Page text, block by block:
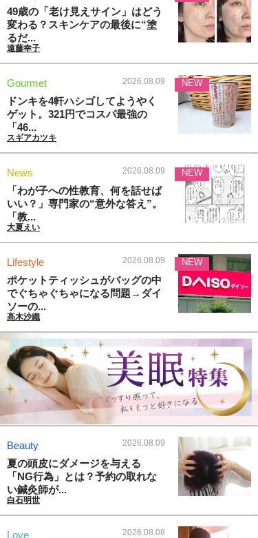
49歳の「老け見えサイン」はどう
変わる？スキンケアの最後に“塗
るだ...
遠藤幸子
Gourmet 2026.08.09
ドンキを4軒ハシゴしてようやく
ゲット。321円でコスパ最強の
「46...
スギアカツキ
NEW
News 2026.08.09
「わが子への性教育、何を話せば
いい？」専門家の“意外な答え”。
「教...
大夏えい
NEW
Lifestyle 2026.08.09
ポケットティッシュがバッグの中
でぐちゃぐちゃになる問題→ダイ
ソーの...
高木沙織
NEW
Beauty 2026.08.09
夏の頭皮にダメージを与える
「NG行為」とは？予約の取れな
い鍼灸師が...
白石明世
Love 2026.08.08